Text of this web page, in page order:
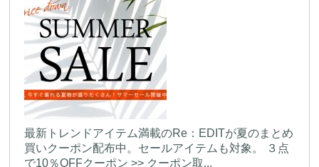
最新トレンドアイテム満載のRe：EDITが夏のまとめ
買いクーポン配布中。セールアイテムも対象。 ３点
で10％OFFクーポン >> クーポン取...